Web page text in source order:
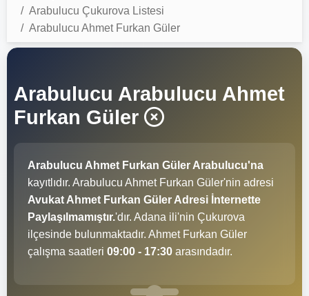
Arabulucu Çukurova Listesi
Arabulucu Ahmet Furkan Güler
Arabulucu Arabulucu Ahmet
Furkan Güler
Arabulucu Ahmet Furkan Güler Arabulucu'na
kayıtlıdır. Arabulucu Ahmet Furkan Güler'nin adresi
Avukat Ahmet Furkan Güler Adresi İnternette
Paylaşılmamıştır.'dır. Adana ili'nin Çukurova
ilçesinde bulunmaktadır. Ahmet Furkan Güler
çalışma saatleri 09:00 - 17:30 arasındadır.